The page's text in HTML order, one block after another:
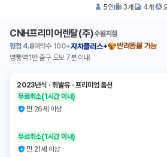
5인 3개 4개
CNH프리미어렌탈(주)수원지점
평점 4.8예약수 100+자차플러스+
반려동물 가능
영통역 1번 출구 도보 7분 이내
2023년식 ㆍ휘발유ㆍ프리미엄 옵션
무료취소(1시간 이내)
만 26세 이상
무료취소(1시간 이내)
만 21세 이상